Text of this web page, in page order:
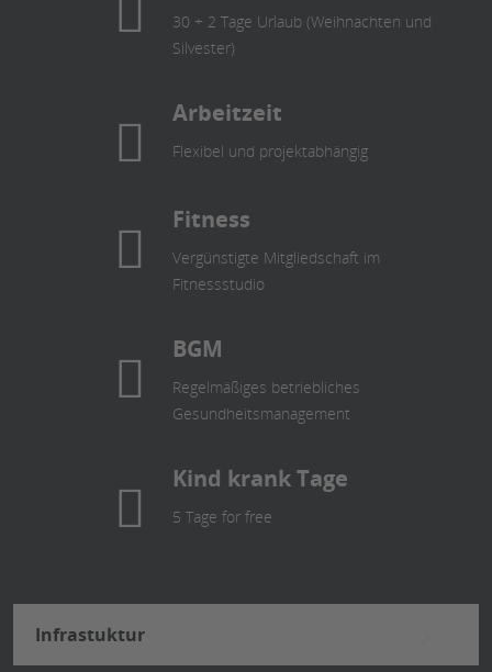
30 + 2 Tage Urlaub (Weihnachten und
Silvester)
Arbeitzeit
Flexibel und projektabhängig
Fitness
Vergünstigte Mitgliedschaft im
Fitnessstudio
BGM
Regelmäßiges betriebliches
Gesundheitsmanagement
Kind krank Tage
5 Tage for free
Infrastuktur